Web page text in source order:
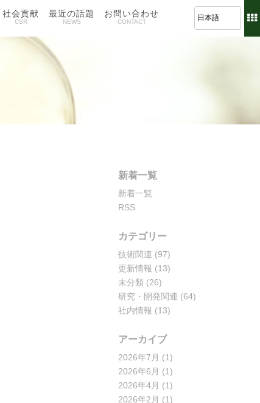
社会貢献
CSR
最近の話題
NEWS
お問い合わせ
CONTACT
新着一覧
新着一覧
RSS
カテゴリー
技術関連 (97)
更新情報 (13)
未分類 (26)
研究・開発関連 (64)
社内情報 (13)
アーカイブ
2026年7月 (1)
2026年6月 (1)
2026年4月 (1)
2026年2月 (1)